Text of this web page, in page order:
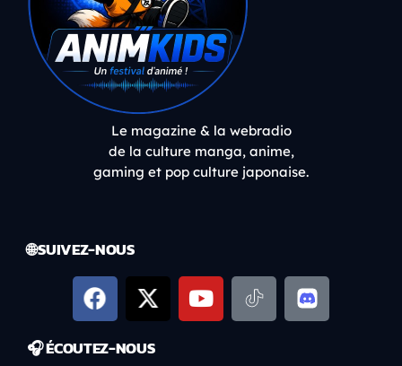
Le magazine & la webradio
de la culture manga, anime,
gaming et pop culture japonaise.
🌐 SUIVEZ-NOUS
🎧 ÉCOUTEZ-NOUS